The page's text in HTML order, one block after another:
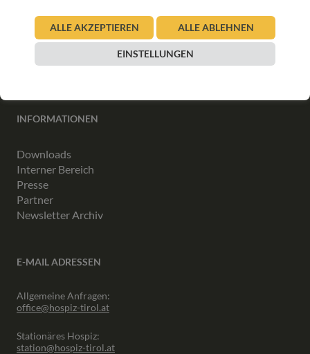
ANMELDEN
INFORMATIONEN
Downloads
Interner Bereich
Presse
Partner
Newsletter Archiv
E-MAIL ADRESSEN
Allgemeine Anfragen:
office@hospiz-tirol.at
Stationäres Hospiz:
station@hospiz-tirol.at
ALLE AKZEPTIEREN ALLE ABLEHNEN
EINSTELLUNGEN